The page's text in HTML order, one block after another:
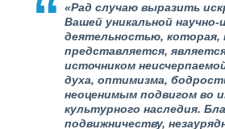
«Рад случаю выразить
Вашей уникальной научно-
деятельностью, которая,
представляется,
источником
духа, оптимизма,
неоценимым подвигом во
культурного наследия.
подвижничеству,